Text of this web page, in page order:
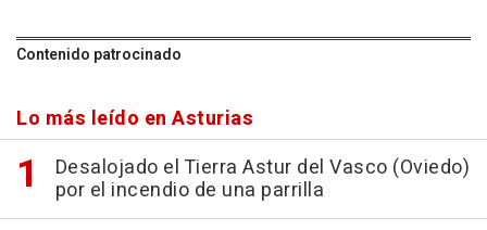
Contenido patrocinado
Lo más leído en Asturias
Desalojado el Tierra Astur del Vasco (Oviedo)
por el incendio de una parrilla